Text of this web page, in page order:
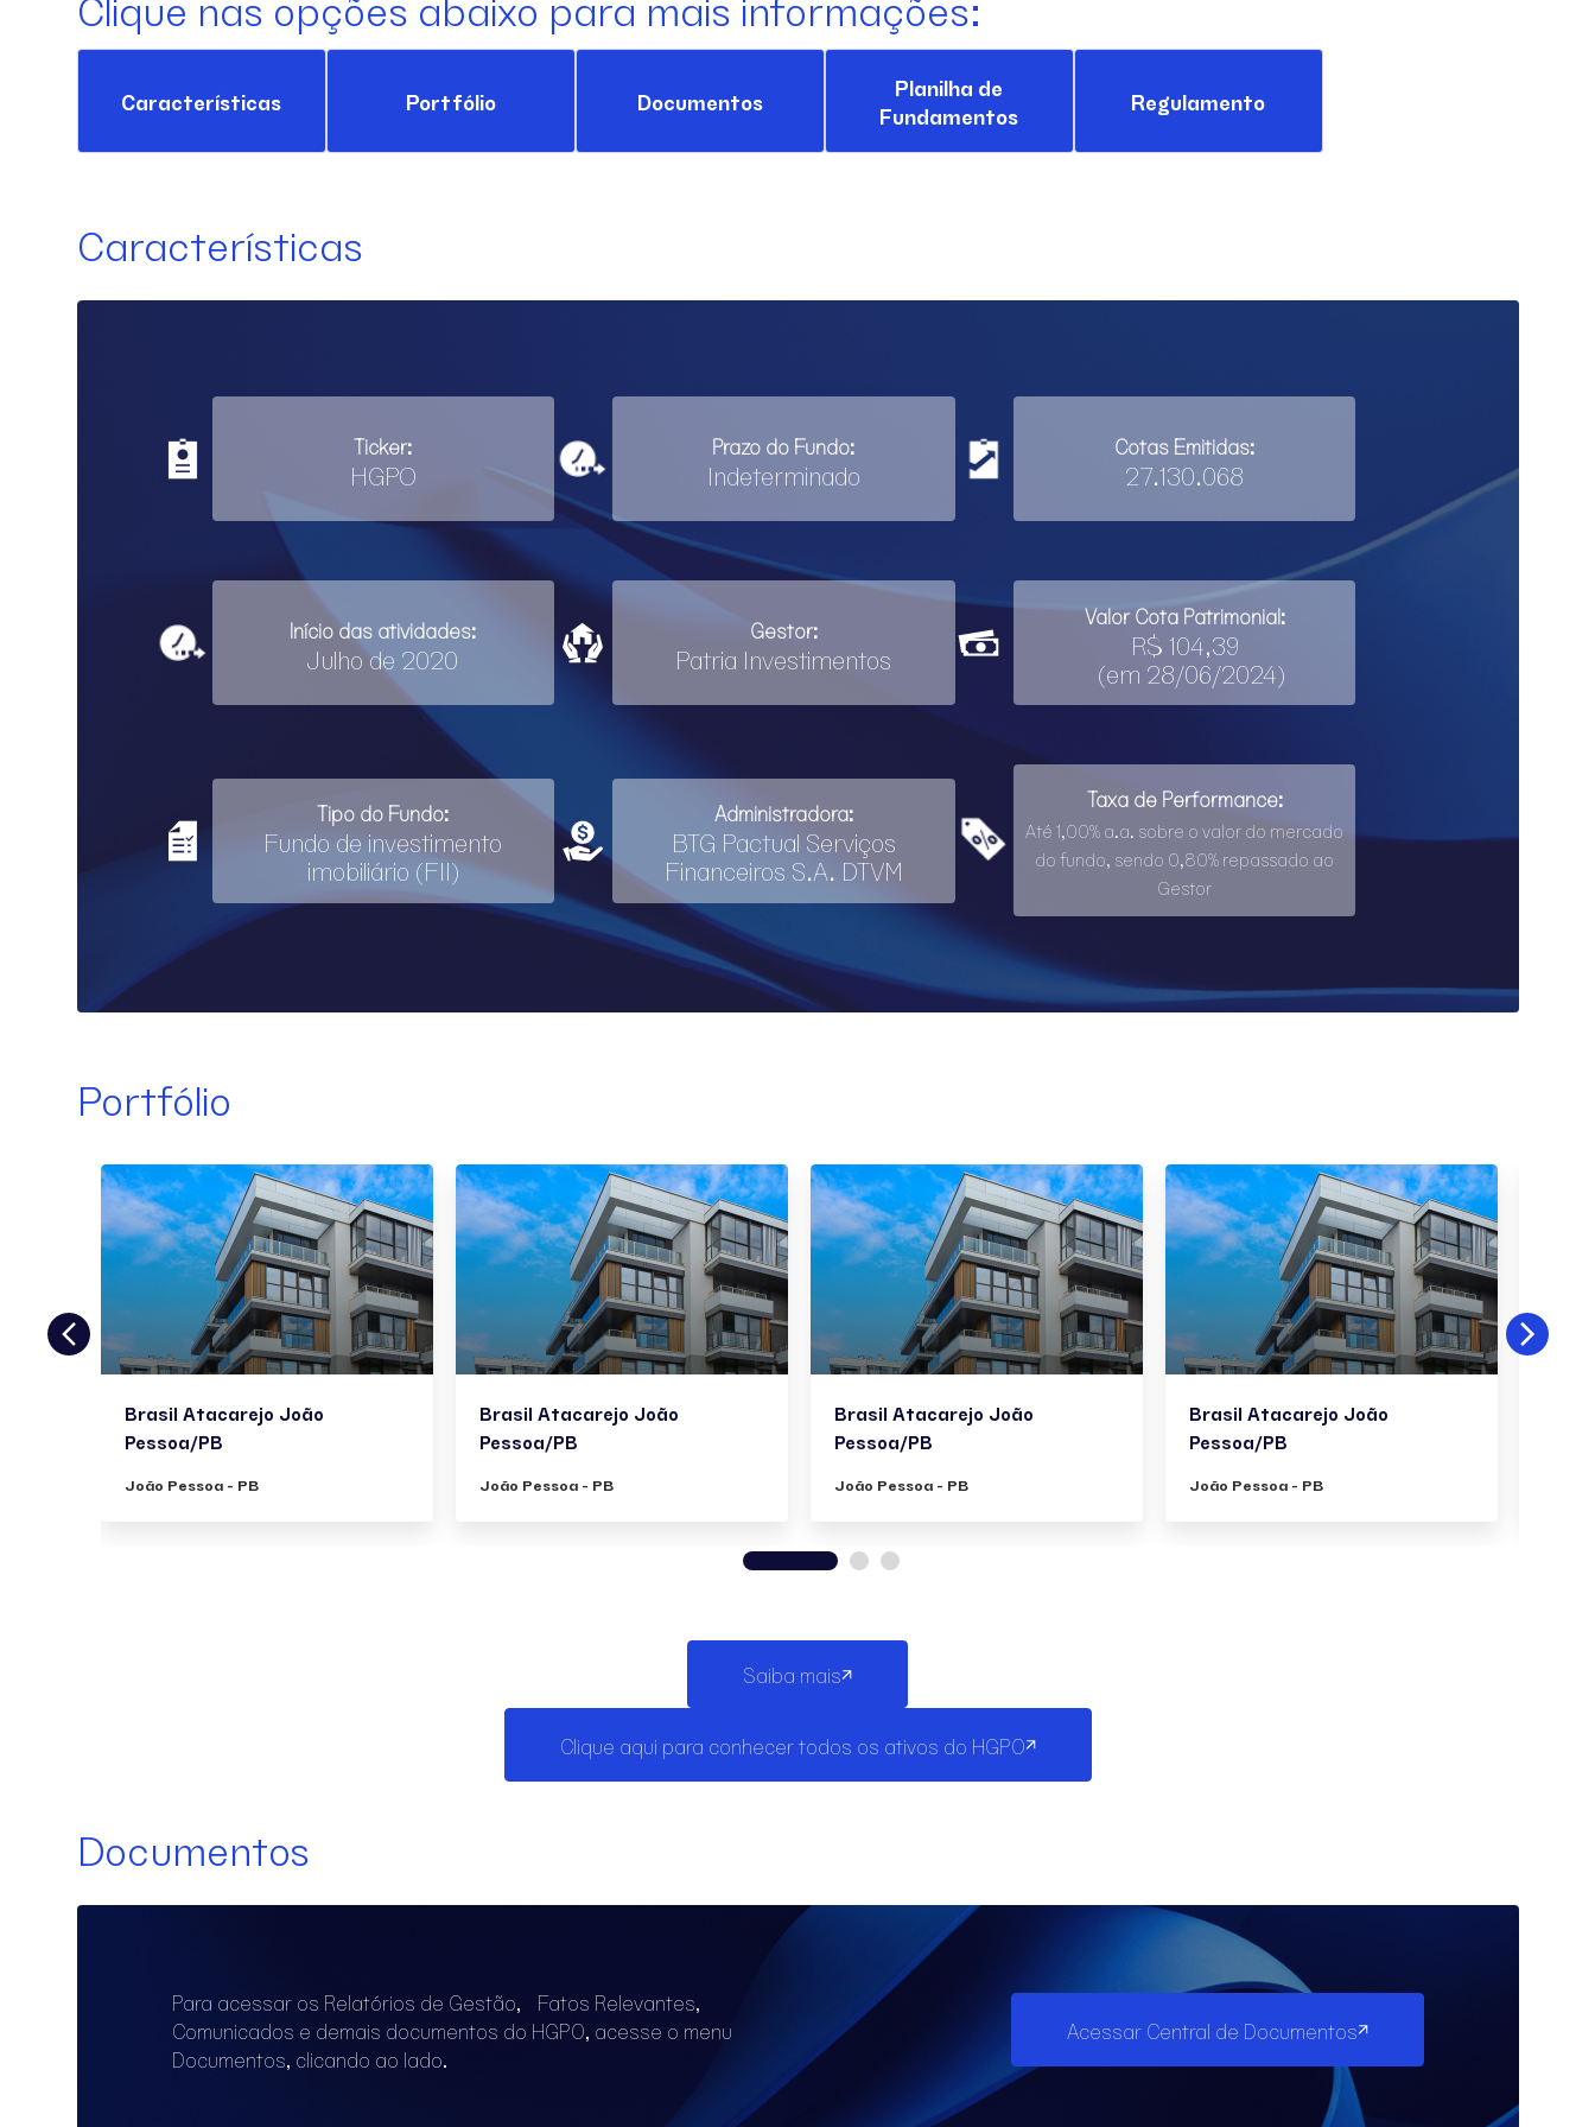
Características Portfólio Documentos
Planilha de
Fundamentos
Regulamento
Características
Ticker:
HGPO
Prazo do Fundo:
Indeterminado
Cotas Emitidas:
27.130.068
Início das atividades:
Julho de 2020
Gestor:
Patria Investimentos
Valor Cota Patrimonial:
R$ 104,39
(em 28/06/2024)
Tipo do Fundo:
Fundo de investimento
imobiliário (FII)
Administradora:
BTG Pactual Serviços
Financeiros S.A. DTVM
Taxa de Performance:
Até 1,00% a.a. sobre o valor do mercado
do fundo, sendo 0,80% repassado ao
Gestor
Portfólio
Brasil Atacarejo João
Pessoa/PB
João Pessoa - PB
Brasil Atacarejo João
Pessoa/PB
João Pessoa - PB
Brasil Atacarejo João
Pessoa/PB
João Pessoa - PB
Brasil Atacarejo João
Pessoa/PB
João Pessoa - PB
Saiba mais
Clique aqui para conhecer todos os ativos do HGPO
Documentos
Para acessar os Relatórios de Gestão, Fatos Relevantes,
Comunicados e demais documentos do HGPO, acesse o menu
Documentos, clicando ao lado.
Acessar Central de Documentos